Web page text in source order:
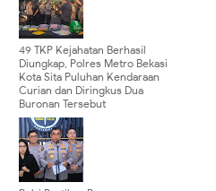
49 TKP Kejahatan Berhasil
Diungkap, Polres Metro Bekasi
Kota Sita Puluhan Kendaraan
Curian dan Diringkus Dua
Buronan Tersebut